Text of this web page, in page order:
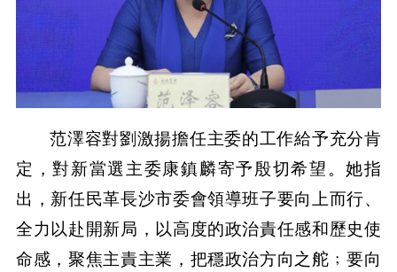
范澤容對劉激揚擔任主委的工作給予充分肯
定，對新當選主委康鎮麟寄予殷切希望。她指
出，新任民革長沙市委會領導班子要向上而行、
全力以赴開新局，以高度的政治責任感和歷史使
命感，聚焦主責主業，把穩政治方向之舵﹔要向